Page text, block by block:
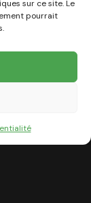
sur ce site. Le
pourrait